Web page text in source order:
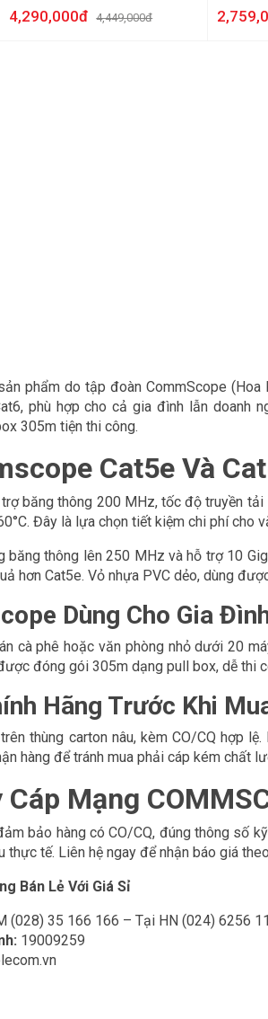
4,290,000đ 4,449,000đ
phẩm do tập đoàn CommScope
phù hợp cho cả gia đình lẫn doanh
305m tiện thi công.
Cat5e Và
băng thông 200 MHz, tốc độ truyền
Đây là lựa chọn tiết kiệm chi phí cho
băng thông lên 250 MHz và hỗ trợ 10
hơn Cat5e. Vỏ nhựa PVC dẻo, dùng
Dùng Cho Gia
cà phê hoặc văn phòng nhỏ dưới 20
đóng gói 305m dạng pull box, dễ thi
Hãng Trước Khi
thùng carton nâu, kèm CO/CQ hợp
hàng để tránh mua phải cáp kém chất
Mạng
bảo hàng có CO/CQ, đúng thông số
thực tế. Liên hệ ngay để nhận báo giá
Bán Lẻ Với Giá Sỉ
(028) 35 166 166 – Tại HN (024) 6256
19009259